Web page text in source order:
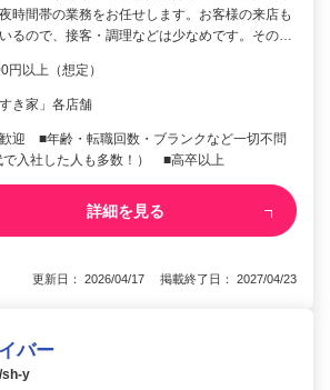
時間帯の業務をお任せします。お客様の来店も
るので、接客・調理などは少なめです。その…
円以上（想定）
き家」各店舗
迎 ■年齢・転職回数・ブランクなど一切不問
で入社した人も多数！） ■高卒以上
詳細を見る
更新日： 2026/04/17 掲載終了日： 2027/04/23
バー
sh-y